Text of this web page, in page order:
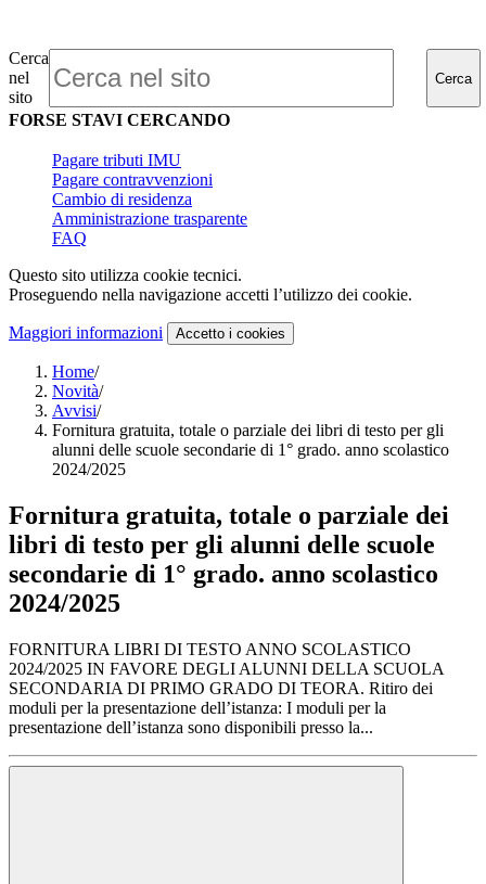
Cerca
nel
sito
Cerca
FORSE STAVI CERCANDO
Pagare tributi IMU
Pagare contravvenzioni
Cambio di residenza
Amministrazione trasparente
FAQ
Questo sito utilizza cookie tecnici.
Proseguendo nella navigazione accetti l’utilizzo dei cookie.
Maggiori informazioni Accetto i cookies
Home/
Novità/
Avvisi/
Fornitura gratuita, totale o parziale dei libri di testo per gli
alunni delle scuole secondarie di 1° grado. anno scolastico
2024/2025
Fornitura gratuita, totale o parziale dei
libri di testo per gli alunni delle scuole
secondarie di 1° grado. anno scolastico
2024/2025
FORNITURA LIBRI DI TESTO ANNO SCOLASTICO
2024/2025 IN FAVORE DEGLI ALUNNI DELLA SCUOLA
SECONDARIA DI PRIMO GRADO DI TEORA. Ritiro dei
moduli per la presentazione dell’istanza: I moduli per la
presentazione dell’istanza sono disponibili presso la...